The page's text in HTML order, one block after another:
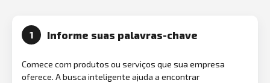
1 Informe suas palavras-chave
Comece com produtos ou serviços que sua empresa
oferece. A busca inteligente ajuda a encontrar